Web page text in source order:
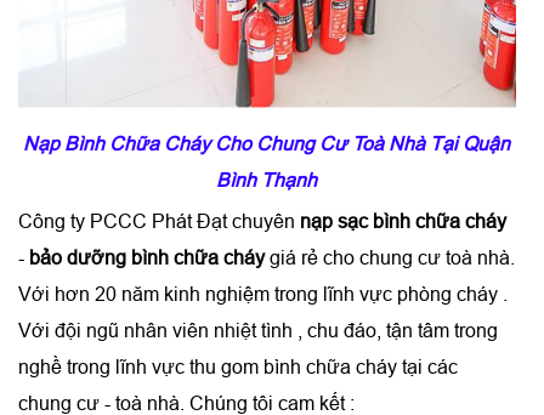
Nạp Bình Chữa Cháy Cho Chung Cư Toà Nhà Tại Quận
Bình Thạnh
Công ty PCCC Phát Đạt chuyên nạp sạc bình chữa cháy
- bảo dưỡng bình chữa cháygiá rẻ cho chung cư toà nhà.
Với hơn 20 năm kinh nghiệm trong lĩnh vực phòng cháy .
Với đội ngũ nhân viên nhiệt tình , chu đáo, tận tâm trong
nghề trong lĩnh vực thu gom bình chữa cháy tại các
chung cư - toà nhà. Chúng tôi cam kết :